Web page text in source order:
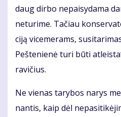
daug dir­bo ne­pai­sy­da­ma
ne­tu­ri­me. Ta­čiau
ci­ją vi­ce­me­rams,
Peš­te­nie­nė tu­ri bū­ti
ra­vi­čius.
Ne vie­nas ta­ry­bos na­rys
nan­tis, kaip dėl